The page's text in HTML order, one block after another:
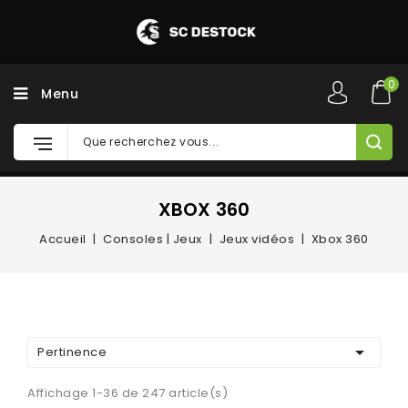
Menu
0
XBOX 360
Accueil Consoles | Jeux Jeux vidéos Xbox 360
Pertinence 
Affichage 1-36 de 247 article(s)